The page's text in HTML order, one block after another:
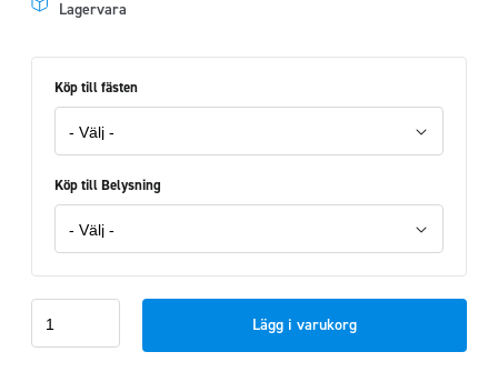
Lagervara
Köp till fästen
Köp till Belysning
Lägg i varukorg